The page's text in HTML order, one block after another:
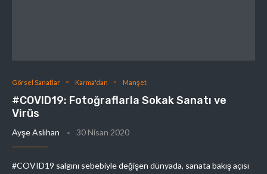
Görsel Sanatlar Karma'dan Manşet
#COVID19: Fotoğraflarla Sokak Sanatı ve
Virüs
Ayşe Aslıhan 30 Nisan 2020
#COVID19 salgını sebebiyle değişen dünyada, sanata bakış açısı